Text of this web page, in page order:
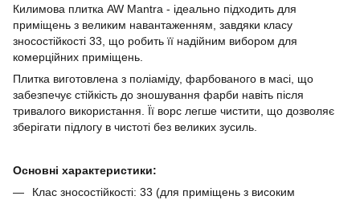
Килимова плитка AW Mantra - ідеально підходить для
приміщень з великим навантаженням, завдяки класу
зносостійкості 33, що робить її надійним вибором для
комерційних приміщень.
Плитка виготовлена з поліаміду, фарбованого в масі, що
забезпечує стійкість до зношування фарби навіть після
тривалого використання. Її ворс легше чистити, що дозволяє
зберігати підлогу в чистоті без великих зусиль.
Основні характеристики:
Клас зносостійкості: 33 (для приміщень з високим